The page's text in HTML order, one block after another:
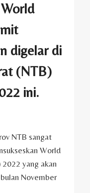
digelar di
(NTB)
ini.
NTB sangat
World
yang akan
November